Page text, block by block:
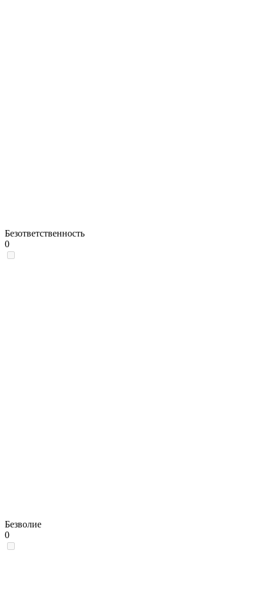
Безответственность
0
Безволие
0